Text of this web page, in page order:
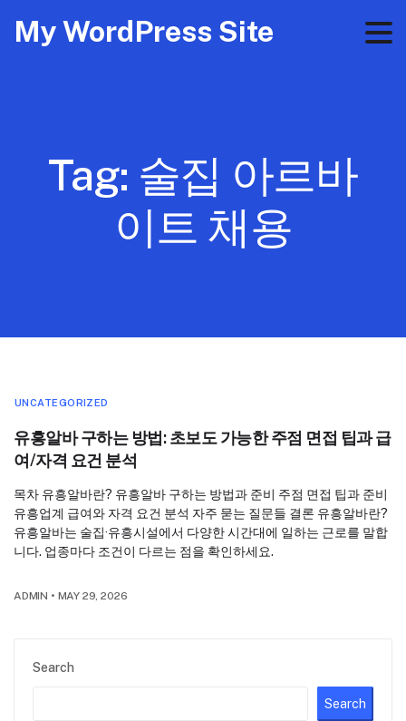
My WordPress Site
Tag: 술집 아르바
이트 채용
Search
Search
UNCATEGORIZED
유흥알바 구하는 방법: 초보도 가능한 주점 면접 팁과 급
여/자격 요건 분석
목차 유흥알바란? 유흥알바 구하는 방법과 준비 주점 면접 팁과 준비
유흥업계 급여와 자격 요건 분석 자주 묻는 질문들 결론 유흥알바란?
유흥알바는 술집·유흥시설에서 다양한 시간대에 일하는 근로를 말합
니다. 업종마다 조건이 다르는 점을 확인하세요.
ADMIN • MAY 29, 2026